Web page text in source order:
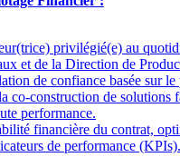
privilégié(e) au
et de la Direction de
de confiance basée sur le
co-construction de solutions
performance.
financière du contrat,
de performance (KPIs).